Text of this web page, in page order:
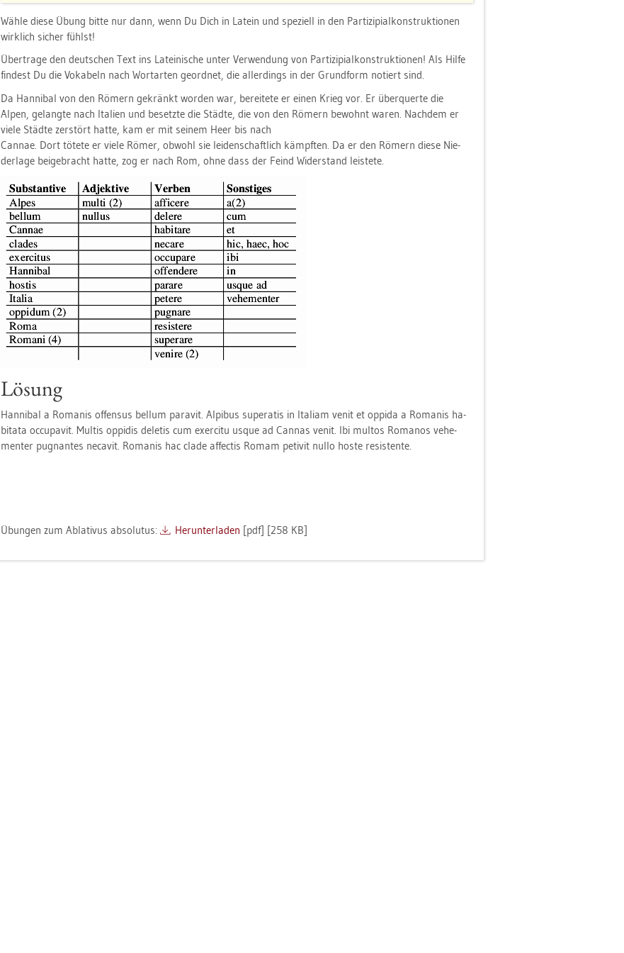
Wähle diese Übung bitte nur dann, wenn Du Dich in La­tein und spe­zi­ell in den Par­ti­zi­pia­l­kon­struk­tio­nen
wirk­lich si­cher fühlst!
Über­tra­ge den deut­schen Text ins La­tei­ni­sche unter Ver­wen­dung von Par­ti­zi­pia­l­kon­struk­tio­nen! Als Hilfe
fin­dest Du die Vo­ka­beln nach Wort­ar­ten ge­ord­net, die al­ler­dings in der Grund­form no­tiert sind.
Da Han­ni­bal von den Rö­mern ge­kränkt wor­den war, be­rei­te­te er einen Krieg vor. Er über­quer­te die
Alpen, ge­lang­te nach Ita­li­en und be­setz­te die Städ­te, die von den Rö­mern be­wohnt waren. Nach­dem er
viele Städ­te zer­stört hatte, kam er mit sei­nem Heer bis nach
Can­nae. Dort tö­te­te er viele Römer, ob­wohl sie lei­den­schaft­lich kämpf­ten. Da er den Rö­mern diese Nie­
der­la­ge bei­ge­bracht hatte, zog er nach Rom, ohne dass der Feind Wi­der­stand leis­te­te.
Lö­sung
Han­ni­bal a Ro­ma­nis of­fen­sus bel­lum pa­ra­vit. Al­pi­bus su­pe­ra­tis in Ita­li­am venit et op­pi­da a Ro­ma­nis ha­
bi­ta­ta oc­cupa­vit. Mul­tis op­pi­dis de­le­tis cum ex­er­ci­tu usque ad Can­nas venit. Ibi mul­tos Ro­ma­nos ve­he­
men­ter pug­nan­tes ne­ca­vit. Ro­ma­nis hac clade af­fec­tis Romam pe­ti­vit nullo hoste re­sis­ten­te.
Übun­gen zum Ab­la­ti­vus ab­so­lu­tus: Her­un­ter­la­den [pdf] [258 KB]